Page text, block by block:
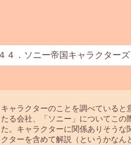
４．ソニー帝国キャラクター
ラクターのことを調べていると
る会社、「ソニー」についてこの
。キャラクターに関係ありそうな
ターを含めて解説（というかなん